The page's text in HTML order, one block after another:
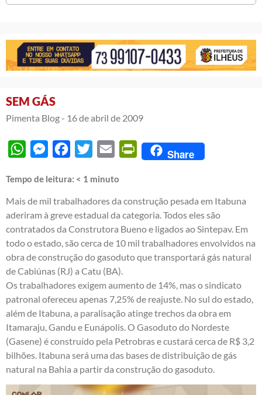
SEM GÁS
Pimenta Blog - 16 de abril de 2009
WhatsAppMessengerFacebook
Twitter Email PrintFriendly
Share
Tempo de leitura: < 1 minuto
Mais de mil trabalhadores da construção pesada em Itabuna
aderiram à greve estadual da categoria. Todos eles são
contratados da Construtora Bueno e ligados ao Sintepav. Em
todo o estado, são cerca de 10 mil trabalhadores envolvidos na
obra de construção do gasoduto que transportará gás natural
de Cabiúnas (RJ) a Catu (BA).
Os trabalhadores exigem aumento de 14%, mas o sindicato
patronal ofereceu apenas 7,25% de reajuste. No sul do estado,
além de Itabuna, a paralisação atinge trechos da obra em
Itamaraju, Gandu e Eunápolis. O Gasoduto do Nordeste
(Gasene) é construído pela Petrobras e custará cerca de R$ 3,2
bilhões. Itabuna será uma das bases de distribuição de gás
natural na Bahia a partir da construção do gasoduto.